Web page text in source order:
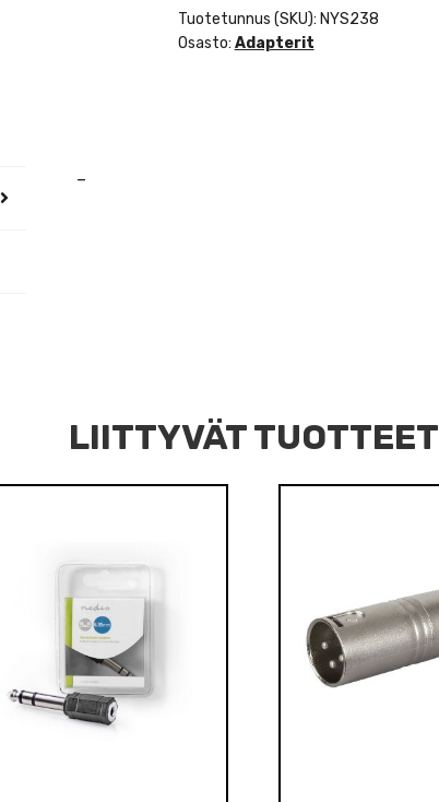
jakki
/
Tuotetunnus (SKU): NYS238
Osasto: Adapterit
–
LIITTYVÄT TUOTTEET